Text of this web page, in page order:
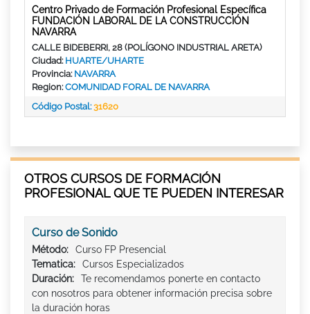
Centro Privado de Formación Profesional Específica
FUNDACIÓN LABORAL DE LA CONSTRUCCIÓN
NAVARRA
CALLE BIDEBERRI, 28 (POLÍGONO INDUSTRIAL ARETA)
Ciudad: HUARTE/UHARTE
Provincia: NAVARRA
Region:COMUNIDAD FORAL DE NAVARRA
Código Postal:31620
OTROS CURSOS DE FORMACIÓN
PROFESIONAL QUE TE PUEDEN INTERESAR
Curso de Sonido
Método:
Curso FP Presencial
Tematica:
Cursos Especializados
Duración:
Te recomendamos ponerte en contacto
con nosotros para obtener información precisa sobre
la duración horas